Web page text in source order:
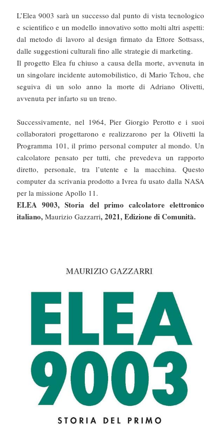
L’Elea 9003 sarà un successo dal punto di vista tecnologico
e scientifico e un modello innovativo sotto molti altri aspetti:
dal metodo di lavoro al design firmato da Ettore Sottsass,
dalle suggestioni culturali fino alle strategie di marketing.
Il progetto Elea fu chiuso a causa della morte, avvenuta in
un singolare incidente automobilistico, di Mario Tchou, che
seguiva di un solo anno la morte di Adriano Olivetti,
avvenuta per infarto su un treno.
Successivamente, nel 1964, Pier Giorgio Perotto e i suoi
collaboratori progettarono e realizzarono per la Olivetti la
Programma 101, il primo personal computer al mondo. Un
calcolatore pensato per tutti, che prevedeva un rapporto
diretto, personale, tra l’utente e la macchina. Questo
computer da scrivania prodotto a Ivrea fu usato dalla NASA
per la missione Apollo 11.
ELEA 9003, Storia del primo calcolatore elettronico
italiano,Maurizio Gazzarri, 2021, Edizione di Comunità.